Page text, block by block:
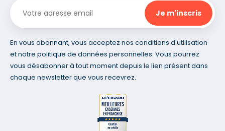
En vous abonnant, vous acceptez nos conditions d'utilisation
et notre politique de données personnelles. Vous pourrez
vous désabonner à tout moment depuis le lien présent dans
chaque newsletter que vous recevrez.